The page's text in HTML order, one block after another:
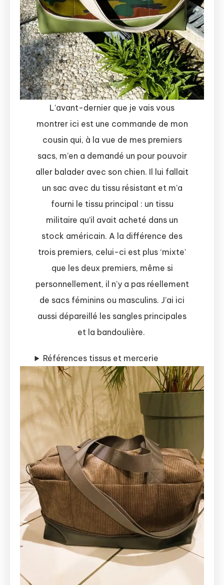
L’avant-dernier que je vais vous
montrer ici est une commande de mon
cousin qui, à la vue de mes premiers
sacs, m’en a demandé un pour pouvoir
aller balader avec son chien. Il lui fallait
un sac avec du tissu résistant et m’a
fourni le tissu principal : un tissu
militaire qu’il avait acheté dans un
stock américain. A la différence des
trois premiers, celui-ci est plus ‘mixte’
que les deux premiers, même si
personnellement, il n’y a pas réellement
de sacs féminins ou masculins. J’ai ici
aussi dépareillé les sangles principales
et la bandoulière.
Références tissus et mercerie